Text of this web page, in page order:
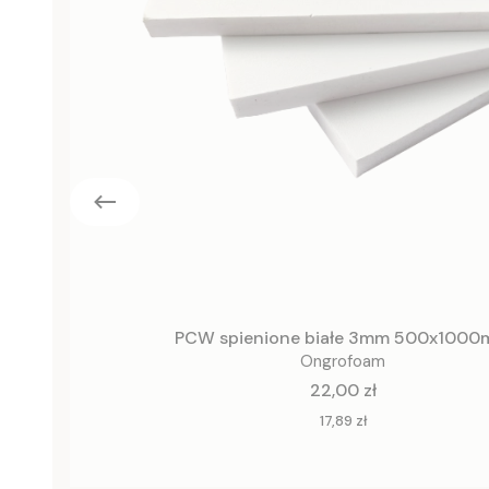
PCW spienione białe 3mm
Ongrofoam
Cena
22,00 zł
Cena
17,89 zł